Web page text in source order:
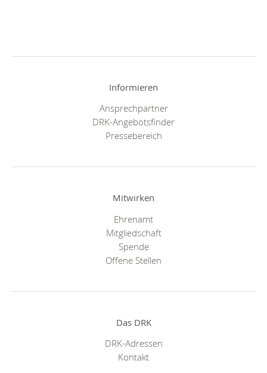
Informieren
Ansprechpartner
DRK-Angebotsfinder
Pressebereich
Mitwirken
Ehrenamt
Mitgliedschaft
Spende
Offene Stellen
Das DRK
DRK-Adressen
Kontakt